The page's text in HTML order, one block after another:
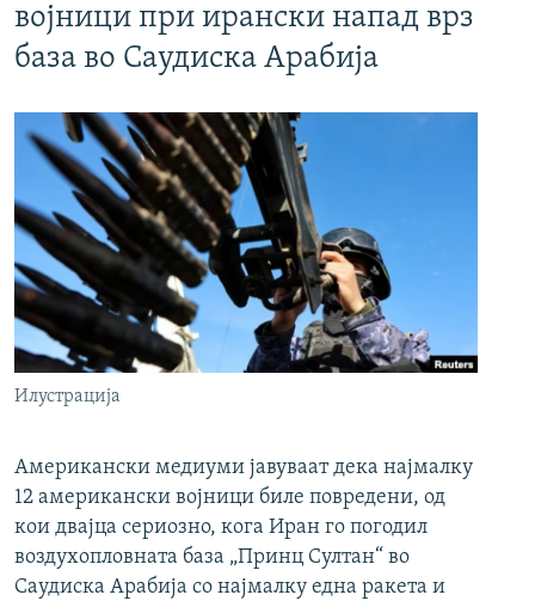
војници при ирански напад врз
база во Саудиска Арабија
Илустрација
Американски медиуми јавуваат дека најмалку
12 американски војници биле повредени, од
кои двајца сериозно, кога Иран го погодил
воздухопловната база „Принц Султан“ во
Саудиска Арабија со најмалку една ракета и